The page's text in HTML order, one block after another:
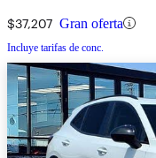
$37,207 Gran oferta
Incluye tarifas de conc.